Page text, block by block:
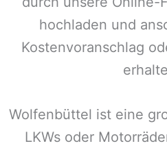
hochladen und
Kostenvoranschlag
Wolfenbüttel ist eine
LKWs oder